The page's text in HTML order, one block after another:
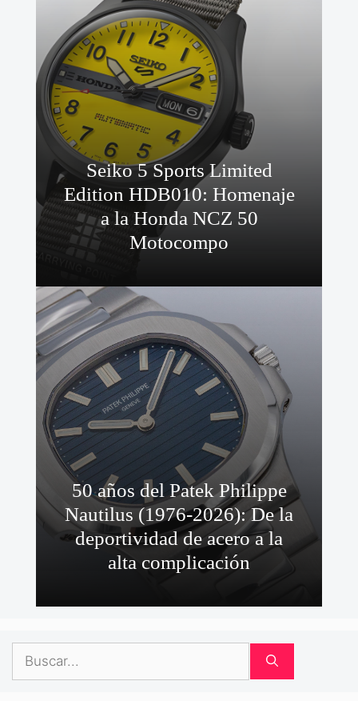
Seiko 5 Sports Limited
Edition HDB010: Homenaje
a la Honda NCZ 50
Motocompo
50 años del Patek Philippe
Nautilus (1976-2026): De la
deportividad de acero a la
alta complicación
Buscar: